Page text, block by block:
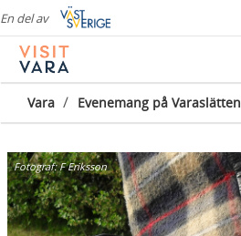
En del av
Vara / Evenemang på Varaslätten
Fotograf:F Eriksson